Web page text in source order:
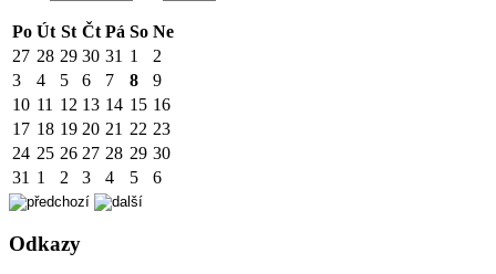
Po Út St Čt Pá So Ne
27 28 29 30 31 1
2
3
4 5 6 7 8
9
10 11 12 13 14 15 16
17 18 19 20 21 22 23
24 25 26 27 28 29 30
31 1 2 3 4 5 6
Odkazy